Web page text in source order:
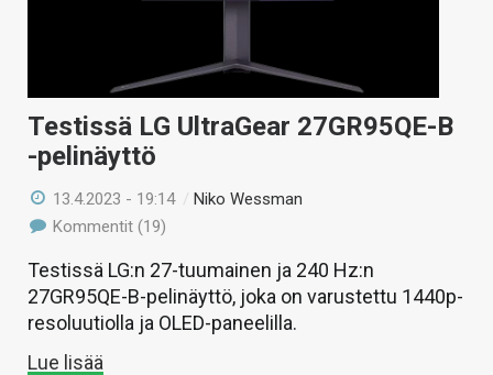
Testissä LG UltraGear 27GR95QE-B
-pelinäyttö
13.4.2023 - 19:14 /Niko Wessman
Kommentit (19)
Testissä LG:n 27-tuumainen ja 240 Hz:n
27GR95QE-B-pelinäyttö, joka on varustettu 1440p-
resoluutiolla ja OLED-paneelilla.
Lue lisää